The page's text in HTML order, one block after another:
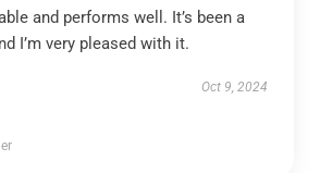
and performs well. It’s been a
I’m very pleased with it.
Oct 9, 2024